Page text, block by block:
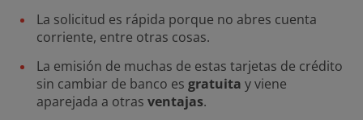
La solicitud es rápida porque no abres cuenta
corriente, entre otras cosas.
La emisión de muchas de estas tarjetas de crédito
sin cambiar de banco es gratuita y viene
aparejada a otras ventajas.